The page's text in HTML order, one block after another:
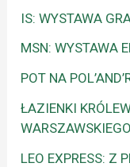
IS: WYSTAWA
MSN: WYSTAWA
POT NA
ŁAZIENKI
LEO EXPRESS: Z